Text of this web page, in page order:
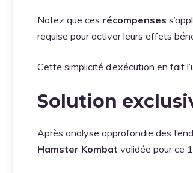
Notez que ces récompenses
requise pour activer leurs effets
Cette simplicité d’exécution en fait
Solution
Après analyse approfondie des
Hamster Kombat validée pour ce